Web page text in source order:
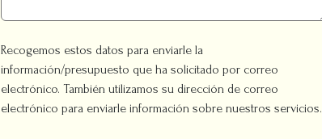
Recogemos estos datos para enviarle la
información/presupuesto que ha solicitado por correo
electrónico. También utilizamos su dirección de correo
electrónico para enviarle información sobre nuestros servicios.